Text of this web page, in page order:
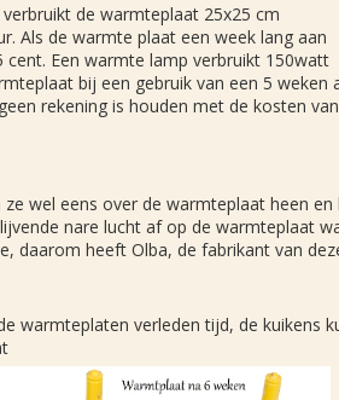
de warmteplaat 25x25 cm
Als de warmte plaat een week lang aan
Een warmte lamp verbruikt 150watt
bij een gebruik van een 5 weken
rekening is houden met de kosten van
wel eens over de warmteplaat heen
nare lucht af op de warmteplaat
daarom heeft Olba, de fabrikant van
warmteplaten verleden tijd, de kuikens